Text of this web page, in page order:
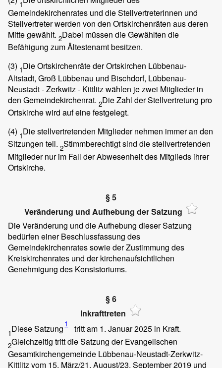
1
Gemeindekirchenrates und die Stellvertreterinnen und
Stellvertreter werden von den Ortskirchenräten aus deren
Mitte gewählt. 2Dabei müssen die Gewählten die
Befähigung zum Ältestenamt besitzen.
(3) 1Die Ortskirchenräte der Ortskirchen Lübbenau-
Altstadt, Groß Lübbenau und Bischdorf, Lübbenau-
Neustadt - Zerkwitz - Kittlitz wählen je zwei Mitglieder in
den Gemeindekirchenrat. 2Die Zahl der Stellvertretung pro
Ortskirche wird auf eine festgelegt.
(4) 1Die stellvertretenden Mitglieder nehmen immer an den
Sitzungen teil. 2Stimmberechtigt sind die stellvertretenden
Mitglieder nur im Fall der Abwesenheit des Mitglieds ihrer
Ortskirche.
§ 5
Veränderung und Aufhebung der Satzung
Die Veränderung und die Aufhebung dieser Satzung
bedürfen einer Beschlussfassung des
Gemeindekirchenrates sowie der Zustimmung des
Kreiskirchenrates und der kirchenaufsichtlichen
Genehmigung des Konsistoriums.
§ 6
Inkrafttreten
1Diese Satzung 1 tritt am 1. Januar 2025 in Kraft.
2Gleichzeitig tritt die Satzung der Evangelischen
Gesamtkirchengemeinde Lübbenau-Neustadt-Zerkwitz-
Kittlitz vom 15. März/21. August/23. September 2019 und